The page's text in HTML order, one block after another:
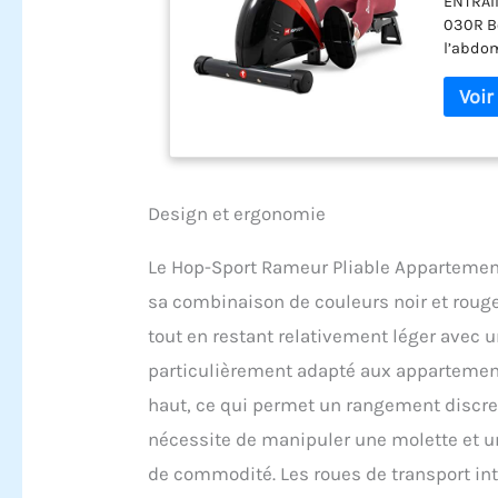
030R
minute
Les
gain
le
Design et ergonomie
Le Hop-Sport Rameur Pliable
sa combinaison de couleurs noir et
tout en restant relativement léger avec
particulièrement adapté aux
haut, ce qui permet un rangement
nécessite de manipuler une molette et
de commodité. Les roues de transport